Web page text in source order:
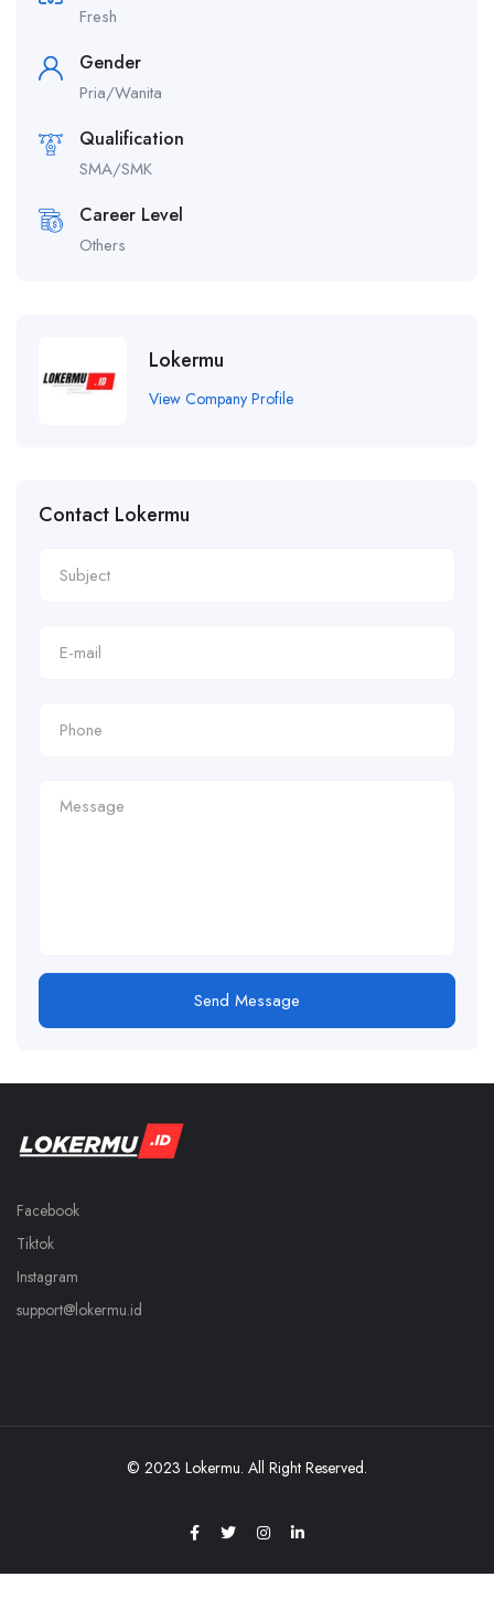
Fresh
Gender
Pria/Wanita
Qualification
SMA/SMK
Career Level
Others
Lokermu
View Company Profile
Contact Lokermu
Send Message
Facebook
Tiktok
Instagram
support@lokermu.id
© 2023 Lokermu. All Right Reserved.